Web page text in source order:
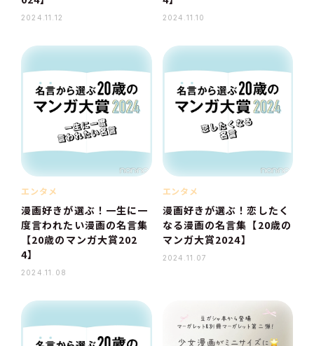
2024.11.12 2024.11.10
エンタメ
漫画好きが選ぶ！一生に一
度言われたい漫画の名言集
【20歳のマンガ大賞202
4】
2024.11.08
エンタメ
漫画好きが選ぶ！恋したく
なる漫画の名言集【20歳の
マンガ大賞2024】
2024.11.07